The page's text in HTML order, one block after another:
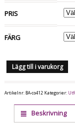
PRIS
FÄRG
Lägg till i varukorg
Artikelnr: BA-co412 Kategorier:
Beskrivning